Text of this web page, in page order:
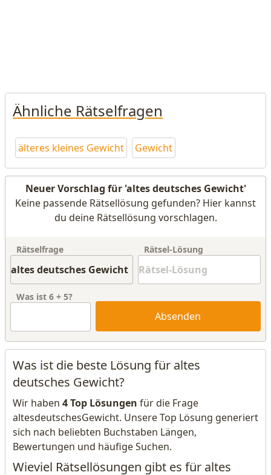
Ähnliche Rätselfragen
älteres kleines Gewicht Gewicht
Neuer Vorschlag für 'altes deutsches Gewicht'
Keine passende Rätsellösung gefunden? Hier kannst
du deine Rätsellösung vorschlagen.
Rätselfrage Rätsel-Lösung
Was ist 6 + 5?
Absenden
Was ist die beste Lösung für altes
deutsches Gewicht?
Wir haben 4 Top Lösungen für die Frage
altesdeutschesGewicht. Unsere Top Lösung generiert
sich nach beliebten Buchstaben Längen,
Bewertungen und häufige Suchen.
Wieviel Rätsellösungen gibt es für altes